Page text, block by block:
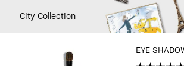
City Collection
EYE